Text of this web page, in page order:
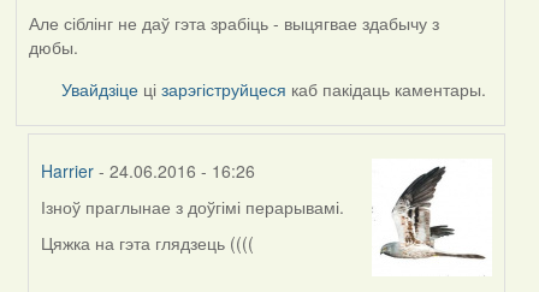
Але сіблінг не даў гэта зрабіць - выцягвае здабычу з
дюбы.
Увайдзіце цізарэгіструйцеся каб пакідаць каментары.
Harrier - 24.06.2016 - 16:26
In
reply
Ізноў праглынае з доўгімі перарывамі.
Цяжка на гэта глядзець ((((